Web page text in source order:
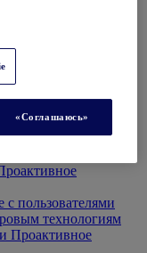
ONE
рабочим
с пользователями
технологиям
Проактивное
«Соглашаюсь»